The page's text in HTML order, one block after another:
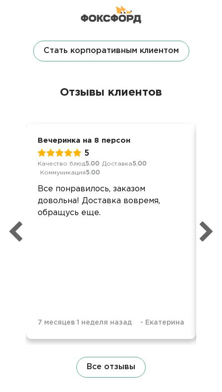
Стать корпоративным клиентом
Отзывы клиентов
Вечеринка на 8 персон
5
Качество блюд5.00 Доставка5.00
Коммуникация5.00
Все понравилось, заказом
довольна! Доставка вовремя,
обращусь еще.
7 месяцев 1 неделя назад - Екатерина
Все отзывы